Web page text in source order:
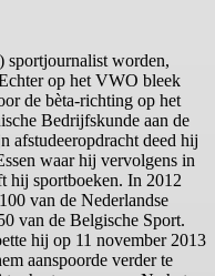
worden,
op het VWO bleek
de bèta-richting op het
Bedrijfskunde aan de
afstudeeropdracht deed hij
waar hij vervolgens in
hij sportboeken. In 2012
van de Nederlandse
van de Belgische Sport.
hij op 11 november 2013
aanspoorde verder te